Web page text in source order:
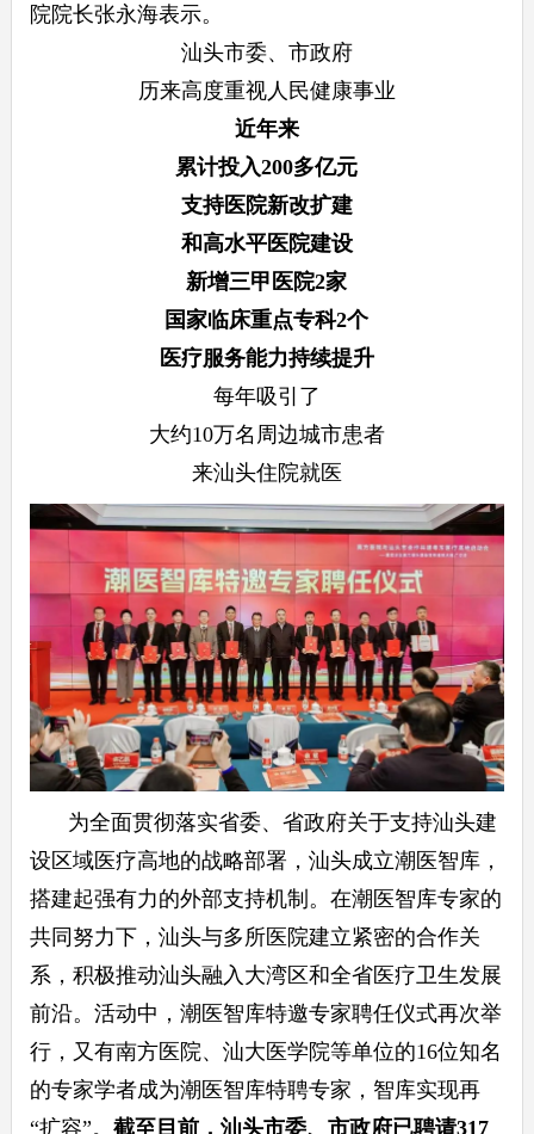
院院长张永海表示。
汕头市委、市政府
历来高度重视人民健康事业
近年来
累计投入200多亿元
支持医院新改扩建
和高水平医院建设
新增三甲医院2家
国家临床重点专科2个
医疗服务能力持续提升
每年吸引了
大约10万名周边城市患者
来汕头住院就医
为全面贯彻落实省委、省政府关于支持汕头建
设区域医疗高地的战略部署，汕头成立潮医智库，
搭建起强有力的外部支持机制。在潮医智库专家的
共同努力下，汕头与多所医院建立紧密的合作关
系，积极推动汕头融入大湾区和全省医疗卫生发展
前沿。活动中，潮医智库特邀专家聘任仪式再次举
行，又有南方医院、汕大医学院等单位的16位知名
的专家学者成为潮医智库特聘专家，智库实现再
“扩容”。 截至目前，汕头市委、市政府已聘请317